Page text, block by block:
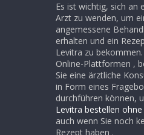
Es ist wichtig, sich an
Arzt zu wenden, um
angemessene
erhalten und ein
Levitra zu
Online-Plattformen ,
Sie eine ärztliche
in Form eines
durchführen können,
Levitra bestellen
auch wenn Sie noch
Rezept haben .